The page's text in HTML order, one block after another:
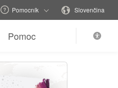
Pomocník Slovenčina
Pomoc